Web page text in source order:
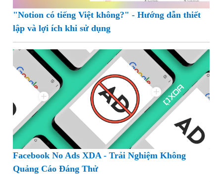
"Notion có tiếng Việt không?" - Hướng dẫn thiết
lập và lợi ích khi sử dụng
Facebook No Ads XDA - Trải Nghiệm Không
Quảng Cáo Đáng Thử